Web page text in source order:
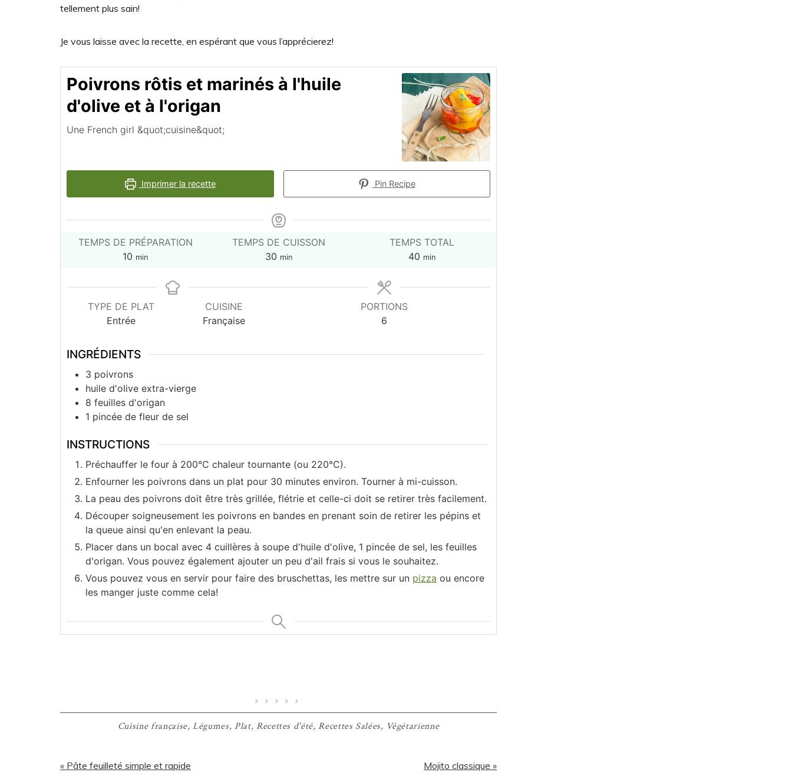
tellement plus sain!
Je vous laisse avec la recette, en espérant que vous l’apprécierez!
Poivrons rôtis et marinés à l'huile
d'olive et à l'origan
Une French girl &quot;cuisine&quot;
Imprimer la recette Pin Recipe
TEMPS DE PRÉPARATION
10 minutes
min
TEMPS DE CUISSON
30minutes
min
TEMPS TOTAL
40minutes
min
TYPE DE PLAT
Entrée
CUISINE
Française
PORTIONS
6
INGRÉDIENTS
3 poivrons
huile d'olive extra-vierge
8 feuilles d'origan
1 pincée de fleur de sel
INSTRUCTIONS
Préchauffer le four à 200°C chaleur tournante (ou 220°C).
Enfourner les poivrons dans un plat pour 30 minutes environ. Tourner à mi-cuisson.
La peau des poivrons doit être très grillée, flétrie et celle-ci doit se retirer très facilement.
Découper soigneusement les poivrons en bandes en prenant soin de retirer les pépins et
la queue ainsi qu'en enlevant la peau.
Placer dans un bocal avec 4 cuillères à soupe d'huile d'olive, 1 pincée de sel, les feuilles
d'origan. Vous pouvez également ajouter un peu d'ail frais si vous le souhaitez.
Vous pouvez vous en servir pour faire des bruschettas, les mettre sur un pizza ou encore
les manger juste comme cela!
Cuisine française,Légumes, Plat, Recettes d'été,Recettes Salées, Végétarienne
Article
« Pâte feuilleté simple et rapide
Article
Mojito classique »